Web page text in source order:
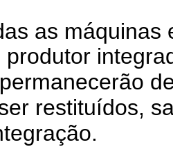
as máquinas
produtor
restituídos,